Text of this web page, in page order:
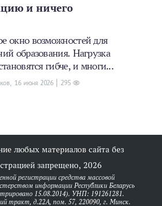
и ничего
окно возможностей для
образования. Нагрузка
гибче, и многи...
16 июня 2026 295
любых материалов сайта без
запрещено, 2026
регистрации средства массовой
информации Республики Беларусь
15.08.2014). УНП: 191261281.
тракт, д.22А, пом. 57, 220090, г. Минск.